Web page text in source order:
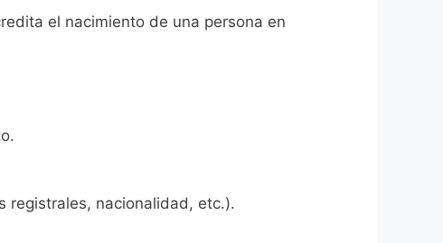
el nacimiento de una persona en
registrales, nacionalidad, etc.).